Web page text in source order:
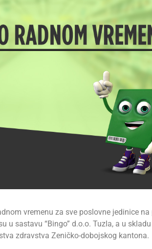
vremenu za sve poslovne jedinice na
u sastavu “Bingo” d.o.o. Tuzla, a u
zdravstva Zeničko-dobojskog kantona.